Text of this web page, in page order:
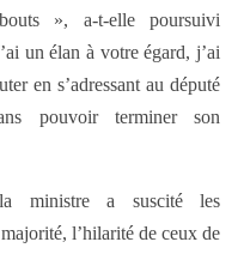
», a-t-elle poursuivi
un élan à votre égard, j’ai
en s’adressant au député
pouvoir terminer son
ministre a suscité les
l’hilarité de ceux de